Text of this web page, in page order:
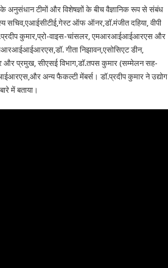
अनुसंधान टीमों और विशेषज्ञों के बीच वैज्ञानिक रूप से संबंध
सचिव,एआईसीटीई,गेस्ट ऑफ ऑनर,डॉ.मंजीत दहिया, वीपी
कुमार,प्रो-वाइस-चांसलर, एमआरआईआईआरएस और
गीता निझावन,एसोसिएट डीन,
और प्रमुख, सीएसई विभाग,डॉ.तपस कुमार (सम्मेलन सह-
अन्य फैकल्टी मेंबर्स। डॉ.प्रदीप कुमार ने उद्योग
में बताया।